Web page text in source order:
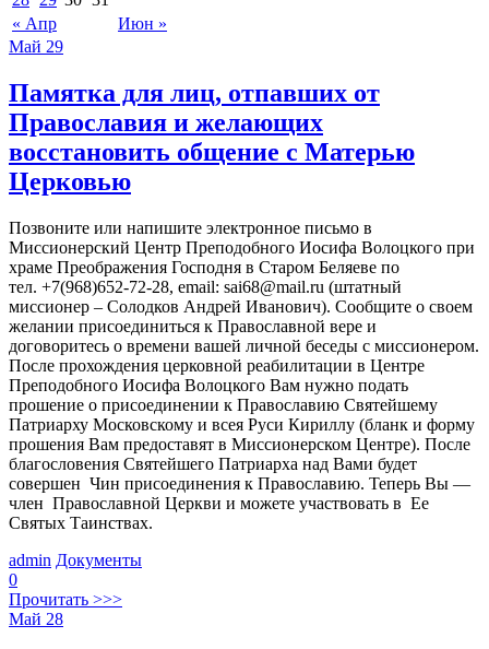
« Апр Июн »
Май 29
Памятка для лиц, отпавших от
Православия и желающих
восстановить общение с Матерью
Церковью
Позвоните или напишите электронное письмо в
Миссионерский Центр Преподобного Иосифа Волоцкого при
храме Преображения Господня в Старом Беляеве по
тел. +7(968)652-72-28, email: sai68@mail.ru (штатный
миссионер – Солодков Андрей Иванович). Сообщите о своем
желании присоединиться к Православной вере и
договоритесь о времени вашей личной беседы с миссионером.
После прохождения церковной реабилитации в Центре
Преподобного Иосифа Волоцкого Вам нужно подать
прошение о присоединении к Православию Святейшему
Патриарху Московскому и всея Руси Кириллу (бланк и форму
прошения Вам предоставят в Миссионерском Центре). После
благословения Святейшего Патриарха над Вами будет
совершен Чин присоединения к Православию. Теперь Вы —
член Православной Церкви и можете участвовать в Ее
Святых Таинствах.
admin Документы
0
Прочитать >>>
Май 28